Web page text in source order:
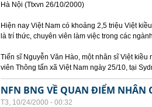
Hà Nội (Ttxvn 26/10/2000)
Hiện nay Việt Nam có khoảng 2,5 triệu Việt
là trí thức, chuyên viên làm việc trong các
Tiến sĩ Nguyễn Văn Hào, một nhân sĩ Việt
viên Thông tấn xã Việt Nam ngày 25/10, tại
NFN BNG VỀ QUAN ĐIỂM NHÂN
T3, 10/24/2000 - 00:32